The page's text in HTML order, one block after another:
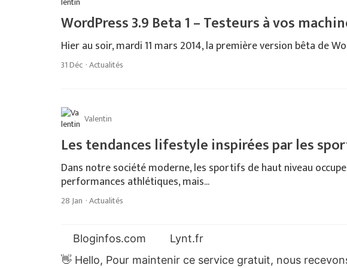
WordPress 3.9 Beta 1 – Testeurs à vos
Hier au soir, mardi 11 mars 2014, la première version bêta de
31 Déc ·Actualités
Valentin
Les tendances lifestyle inspirées par les
Dans notre société moderne, les sportifs de haut niveau
performances athlétiques, mais...
28 Jan ·Actualités
Bloginfos.com
Lynt.fr
👋 Hello, Pour maintenir ce service gratuit, nous